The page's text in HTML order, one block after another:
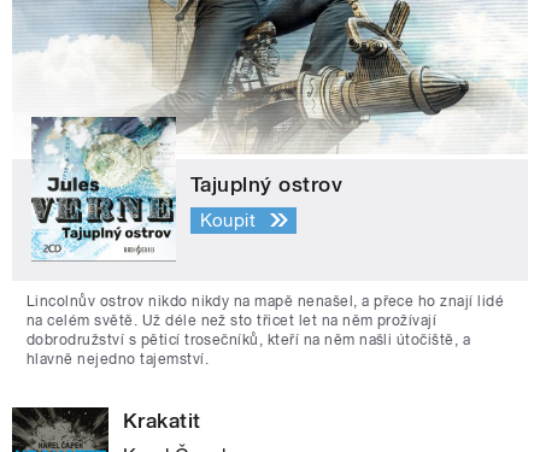
Tajuplný ostrov
Koupit
Lincolnův ostrov nikdo nikdy na mapě nenašel, a přece ho znají lidé
na celém světě. Už déle než sto třicet let na něm prožívají
dobrodružství s pěticí trosečníků, kteří na něm našli útočiště, a
hlavně nejedno tajemství.
Krakatit